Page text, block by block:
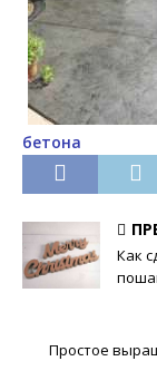
бетона
Как
Простое